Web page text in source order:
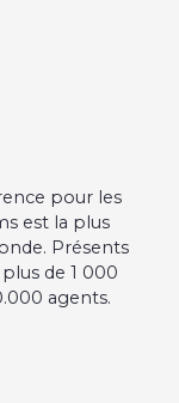
pour les
est la plus
Présents
de 1 000
agents.